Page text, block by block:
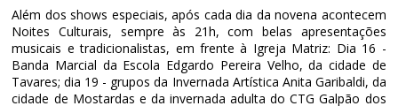
Além dos shows especiais, após cada dia da novena acontecem
Noites Culturais, sempre às 21h, com belas apresentações
musicais e tradicionalistas, em frente à Igreja Matriz: Dia 16 -
Banda Marcial da Escola Edgardo Pereira Velho, da cidade de
Tavares; dia 19 - grupos da Invernada Artística Anita Garibaldi, da
cidade de Mostardas e da invernada adulta do CTG Galpão dos